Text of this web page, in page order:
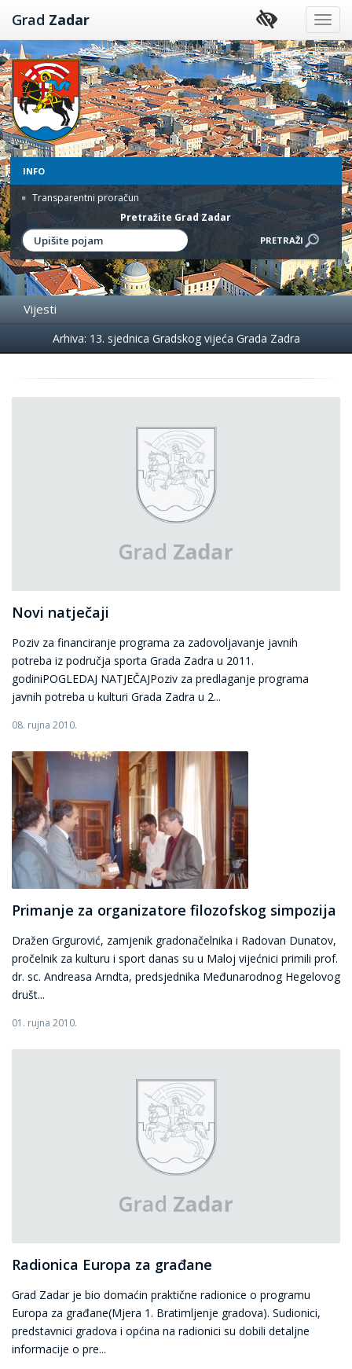
Preskoči
na
sadržaj
Grad Zadar
INFO
Transparentni proračun
Pretražite Grad Zadar
Vijesti
Događanja
Arhiva: 13. sjednica Gradskog vijeća Grada Zadra
Novi natječaji
Poziv za financiranje programa za zadovoljavanje javnih
potreba iz područja sporta Grada Zadra u 2011.
godiniPOGLEDAJ NATJEČAJPoziv za predlaganje programa
javnih potreba u kulturi Grada Zadra u 2...
08. rujna 2010.
Primanje za organizatore filozofskog simpozija
Dražen Grgurović, zamjenik gradonačelnika i Radovan Dunatov,
pročelnik za kulturu i sport danas su u Maloj vijećnici primili prof.
dr. sc. Andreasa Arndta, predsjednika Međunarodnog Hegelovog
društ...
01. rujna 2010.
Radionica Europa za građane
Grad Zadar je bio domaćin praktične radionice o programu
Europa za građane(Mjera 1. Bratimljenje gradova). Sudionici,
predstavnici gradova i općina na radionici su dobili detaljne
informacije o pre...